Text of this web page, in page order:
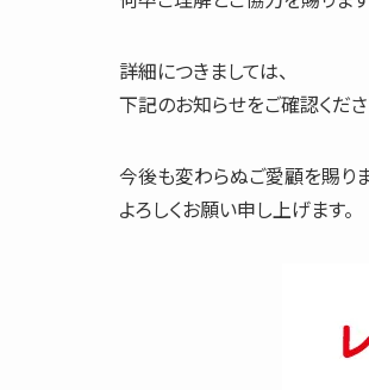
詳細につきましては、
下記のお知らせをご確認くださ
今後も変わらぬご愛顧を賜りま
よろしくお願い申し上げます。